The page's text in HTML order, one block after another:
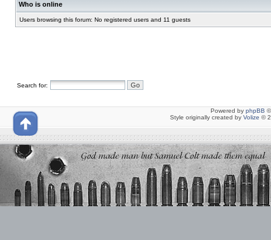
Who is online
Users browsing this forum: No registered users and 11 guests
Search for:
Powered by phpBB
Style originally created by Volize ©